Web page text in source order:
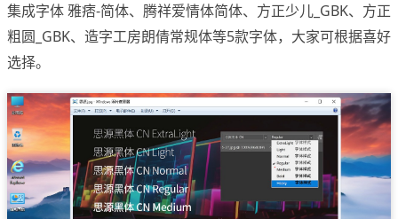
集成字体 雅痞-简体、腾祥爱情体简体、方正少儿_GBK、方正
粗圆_GBK、造字工房朗倩常规体等5款字体，大家可根据喜好
选择。